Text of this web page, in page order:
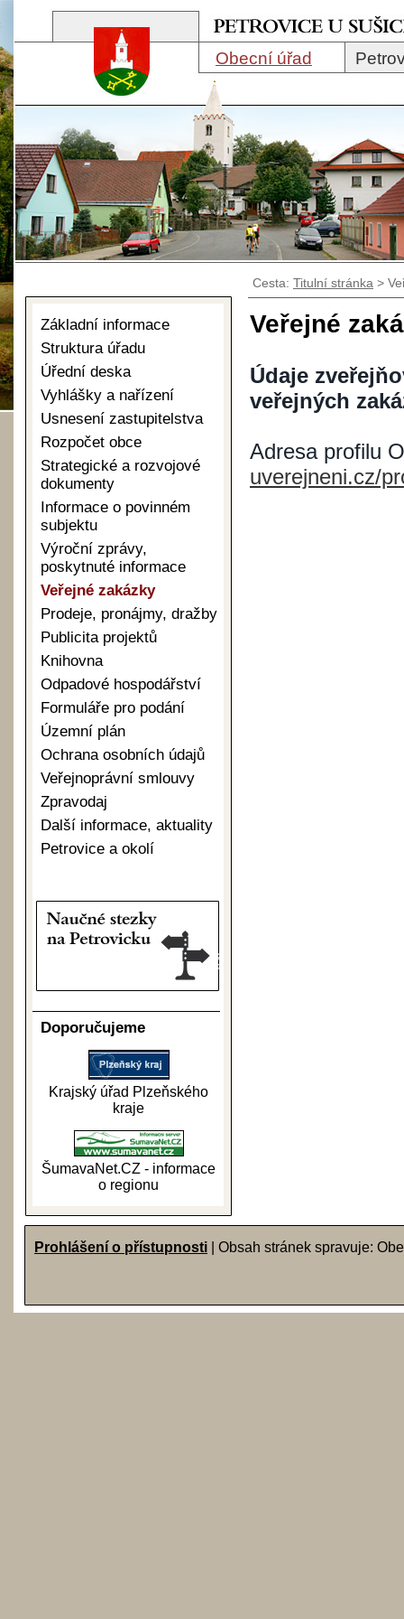
Obecní úřad
Cesta: Titulní stránka >
Základní informace
Struktura úřadu
Úřední deska
Vyhlášky a nařízení
Usnesení zastupitelstva
Rozpočet obce
Strategické a rozvojové
dokumenty
Informace o povinném
subjektu
Výroční zprávy,
poskytnuté informace
Veřejné zakázky
Prodeje, pronájmy, dražby
Publicita projektů
Knihovna
Odpadové hospodářství
Formuláře pro podání
Územní plán
Ochrana osobních údajů
Veřejnoprávní smlouvy
Zpravodaj
Další informace, aktuality
Petrovice a okolí
Doporučujeme
Krajský úřad Plzeňského
kraje
ŠumavaNet.CZ - informace
o regionu
Veřejné
Údaje
veřejných
Adresa profilu
uverejneni.cz/
Prohlášení o přístupnosti | Obsah stránek spravuje: